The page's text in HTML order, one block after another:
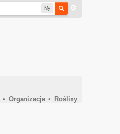
My
• Organizacje •
Rośliny